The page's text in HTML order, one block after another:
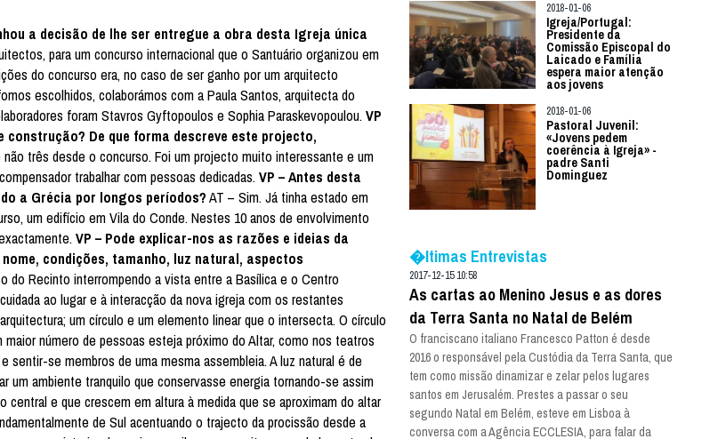
a decisão de lhe ser entregue a obra desta Igreja única
para um concurso internacional que o Santuário organizou em
do concurso era, no caso de ser ganho por um arquitecto
escolhidos, colaborámos com a Paula Santos, arquitecta do
foram Stavros Gyftopoulos e Sophia Paraskevopoulou.VP
construção? De que forma descreve este projecto,
três desde o concurso. Foi um projecto muito interessante e um
trabalhar com pessoas dedicadas.VP – Antes desta
a Grécia por longos períodos?AT – Sim. Já tinha estado em
um edifício em Vila do Conde. Nestes 10 anos de envolvimento
VP – Pode explicar-nos as razões e ideias da
condições, tamanho, luz natural, aspectos
do Recinto interrompendo a vista entre a Basílica e o Centro
ao lugar e à interacção da nova igreja com os restantes
um círculo e um elemento linear que o intersecta. O círculo
número de pessoas esteja próximo do Altar, como nos teatros
se membros de uma mesma assembleia. A luz natural é de
um ambiente tranquilo que conservasse energia tornando-se assim
e que crescem em altura à medida que se aproximam do altar
de Sul acentuando o trajecto da procissão desde a
2018-01-06
Igreja/Portugal:
Presidente da
Comissão Episcopal do
Laicado e Família
espera maior atenção
aos jovens
2018-01-06
Pastoral Juvenil:
«Jovens pedem
coerência à Igreja» -
padre Santi
Dominguez
�ltimas Entrevistas
2017-12-15 10:58
As cartas ao Menino Jesus e as dores
da Terra Santa no Natal de Belém
O franciscano italiano Francesco Patton é desde
2016 o responsável pela Custódia da Terra Santa, que
tem como missão dinamizar e zelar pelos lugares
santos em Jerusalém. Prestes a passar o seu
segundo Natal em Belém, esteve em Lisboa à
conversa com a Agência ECCLESIA, para falar da